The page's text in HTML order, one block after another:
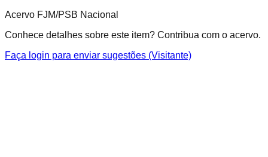
Acervo FJM/PSB Nacional
Conhece detalhes sobre este item? Contribua com o acervo.
Faça login para enviar sugestões (Visitante)